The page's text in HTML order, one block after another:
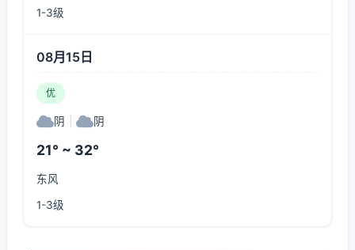
1-3级
08月15日
优
阴 阴
21° ~ 32°
东风
1-3级